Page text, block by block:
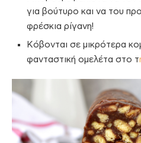
για βούτυρο και να του
φρέσκια ρίγανη!
Κόβονται σε μικρότερα
φανταστική ομελέτα στο τ